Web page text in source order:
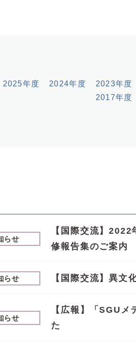
2025年度 2024年度 2023年度
2017年度
らせ
【国際交流】
修報告集のご案内
らせ 【国際交流】異文
らせ
【広報】「SGU
た